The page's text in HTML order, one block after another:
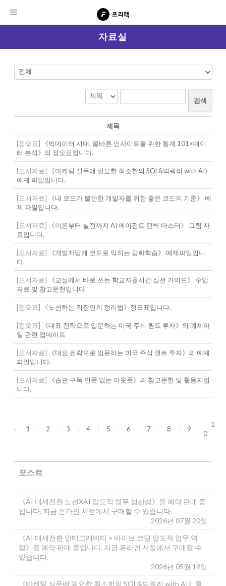
자료실
검색
제목
[정오표]
《빅데이터 시대, 올바른 인사이트를 위한 통계 101×데이
터 분석》의 정오표입니다.
[도서자료]
《마케팅 실무에 필요한 최소한의 SQL&빅쿼리 with AI》
예제 파일입니다.
[도서자료]
《내 코드가 불안한 개발자를 위한 좋은 코드의 기준》 예
제 파일입니다.
[도서자료]
《이론부터 실전까지 AI 에이전트 완벽 마스터》 그림 자
료입니다.
[도서자료]
《개발자답게 코드로 익히는 강화학습》 예제파일입니
다.
[도서자료]
《교실에서 바로 쓰는 학교자율시간 실전 가이드》 수업
자료 및 참고문헌입니다.
[정오표] 《노션하는 직장인의 정리법》정오표입니다.
[정오표]
《대표 전략으로 입문하는 미국 주식 퀀트 투자》의 예제파
일 관련 업데이트
[도서자료]
《대표 전략으로 입문하는 미국 주식 퀀트 투자》의 예제
파일입니다.
[도서자료]
《습관 구독 인풋 없는 아웃풋》의 참고문헌 및 활동지입
니다.
1 2 3 4 5 6 7 8 9
1
0
포스트
《AI 대세전환 노션XAI 압도적 업무 생산성》을 예약 판매 중
입니다. 지금 온라인 서점에서 구매할 수 있습니다.
2026년 07월 20일
《AI 대세전환 안티그래비티 × 바이브 코딩 압도적 업무 역
량》을 예약 판매 중입니다. 지금 온라인 서점에서 구매할 수
있습니다.
2026년 05월 19일
《마케팅 실무에 필요한 최소한의 SQL&빅쿼리 with AI》를